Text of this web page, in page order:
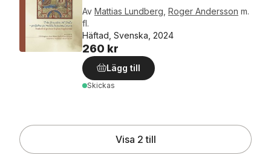
Av Mattias Lundberg Roger Andersson m.
fl.
Häftad, Svenska, 2024
260 kr
Lägg till
Skickas
Visa 2 till